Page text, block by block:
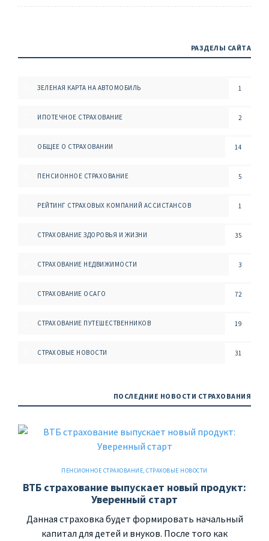
РАЗДЕЛЫ САЙТА
ЗЕЛЕНАЯ КАРТА НА АВТОМОБИЛЬ 1
ИПОТЕЧНОЕ СТРАХОВАНИЕ 2
ОБЩЕЕ О СТРАХОВАНИИ 14
ПЕНСИОННОЕ СТРАХОВАНИЕ 5
РЕЙТИНГ СТРАХОВЫХ КОМПАНИЙ АССИСТАНСОВ 1
СТРАХОВАНИЕ ЗДОРОВЬЯ И ЖИЗНИ 35
СТРАХОВАНИЕ НЕДВИЖИМОСТИ 3
СТРАХОВАНИЕ ОСАГО 72
СТРАХОВАНИЕ ПУТЕШЕСТВЕННИКОВ 19
СТРАХОВЫЕ НОВОСТИ 31
ПОСЛЕДНИЕ НОВОСТИ СТРАХОВАНИЯ
ПЕНСИОННОЕ СТРАХОВАНИЕ,СТРАХОВЫЕ НОВОСТИ
ВТБ страхование выпускает новый продукт:
Уверенный старт
Данная страховка будет формировать начальный
капитал для детей и внуков. После того как